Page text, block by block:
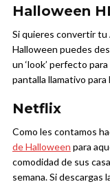
Halloween
Si quieres convertir tu
Halloween puedes
un ‘look’ perfecto
pantalla llamativo para
Netflix
Como les contamos
de Halloween para
comodidad de sus
semana. Si descargas